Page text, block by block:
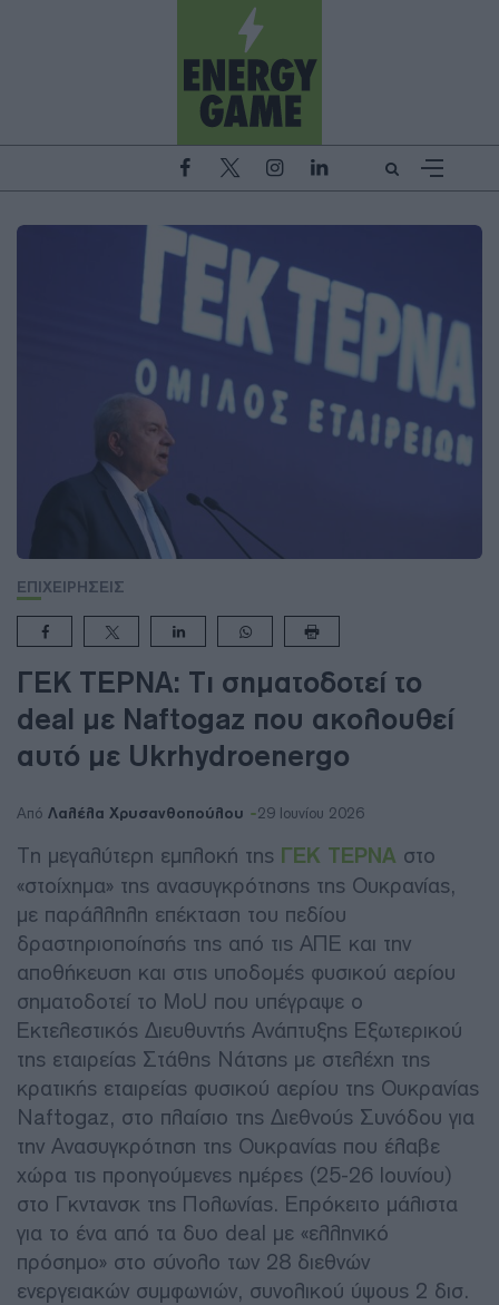
ΕΠΙΧΕΙΡΗΣΕΙΣ
ΓΕΚ ΤΕΡΝΑ: Τι σηματοδοτεί το
deal με Naftogaz που ακολουθεί
αυτό με Ukrhydroenergo
Από Λαλέλα Χρυσανθοπούλου 29 Ιουνίου 2026
Τη μεγαλύτερη εμπλοκή της ΓΕΚ ΤΕΡΝΑ στο
«στοίχημα» της ανασυγκρότησης της Ουκρανίας,
με παράλληλη επέκταση του πεδίου
δραστηριοποίησής της από τις ΑΠΕ και την
αποθήκευση και στις υποδομές φυσικού αερίου
σηματοδοτεί το MoU που υπέγραψε ο
Εκτελεστικός Διευθυντής Ανάπτυξης Εξωτερικού
της εταιρείας Στάθης Νάτσης με στελέχη της
κρατικής εταιρείας φυσικού αερίου της Ουκρανίας
Naftogaz, στο πλαίσιο της Διεθνούς Συνόδου για
την Ανασυγκρότηση της Ουκρανίας που έλαβε
χώρα τις προηγούμενες ημέρες (25-26 Ιουνίου)
στο Γκντανσκ της Πολωνίας. Επρόκειτο μάλιστα
για το ένα από τα δυο deal με «ελληνικό
πρόσημο» στο σύνολο των 28 διεθνών
ενεργειακών συμφωνιών, συνολικού ύψους 2 δισ.